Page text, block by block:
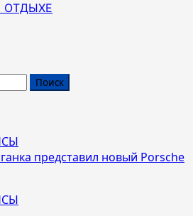
ОТДЫХЕ
представил новый Porsche